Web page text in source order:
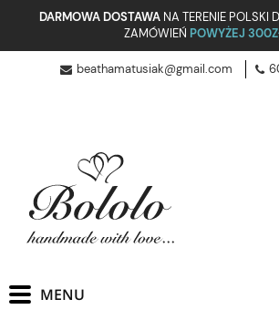
DARMOWA DOSTAWA NA TERENIE POLSKI
ZAMÓWIEŃ POWYŻEJ
beathamatusiak@gmail.com